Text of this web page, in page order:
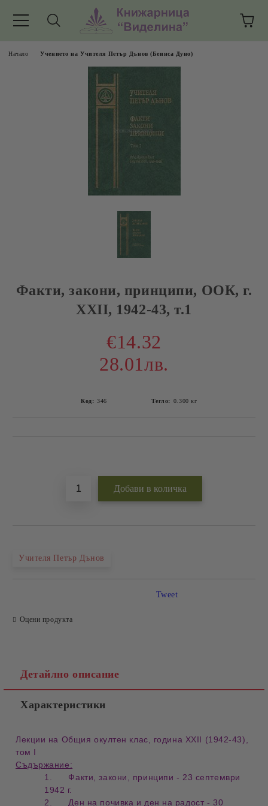
Начало Учението на Учителя Петър Дънов (Беинса Дуно)
Факти, закони, принципи, ООК, г.
XXII, 1942-43, т.1
€14.32
28.01лв.
Код: 346 Тегло: 0.300 кг
Учителя Петър Дънов
Оцени продукта
Tweet
Детайлно описание
Характеристики
Лекции на Общия окултен клас, година ХХІІ (1942-43),
том I
Съдържание:
1. Факти, закони, принципи - 23 септември
1942 г.
2. Ден на почивка и ден на радост - 30